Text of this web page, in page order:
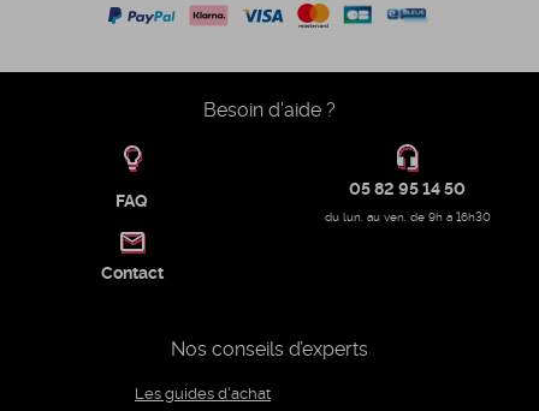
Besoin d'aide ?
FAQ
05 82 95 14 50
du lun. au ven. de 9h à 16h30
Contact
Nos conseils d’experts
Les guides d'achat